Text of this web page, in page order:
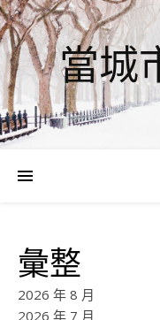
當城
彙整
2026 年 8 月
2026 年 7 月